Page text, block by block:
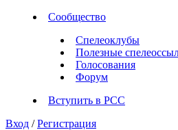
Сообщество
Спелеоклубы
Полезные
Голосования
Форум
Вступить в РСС
Вход / Регистрация